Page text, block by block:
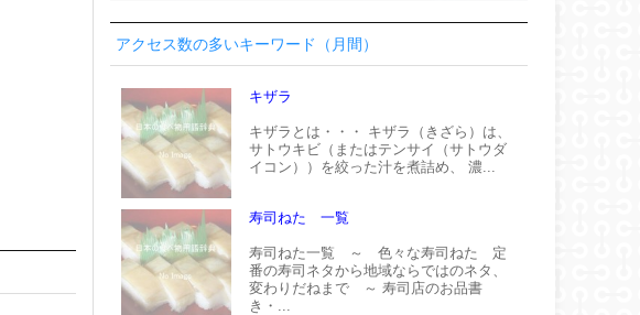
アクセス数の多いキーワード（月間）
キザラ
キザラとは・・・ キザラ（きざら）は、
サトウキビ（またはテンサイ（サトウダ
イコン））を絞った汁を煮詰め、 濃...
寿司ねた 一覧
寿司ねた一覧 ～ 色々な寿司ねた 定
番の寿司ネタから地域ならではのネタ、
変わりだねまで ～ 寿司店のお品書
き・...